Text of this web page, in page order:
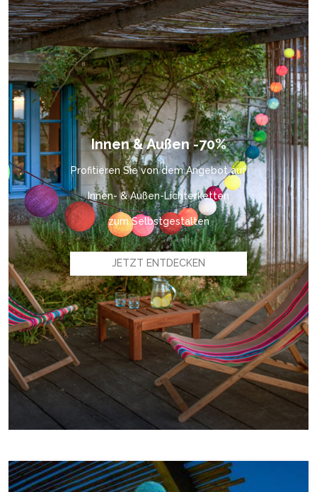
Innen & Außen -70%
Profitieren Sie von dem Angebot auf
Innen- & Außen-Lichterketten
zum Selbstgestalten
JETZT ENTDECKEN